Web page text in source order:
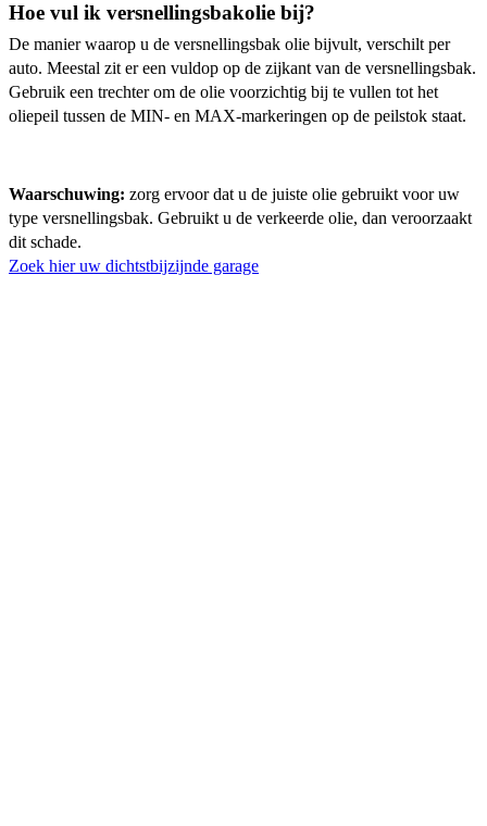
Hoe vul ik versnellingsbakolie bij?
De manier waarop u de versnellingsbak olie bijvult, verschilt per
auto. Meestal zit er een vuldop op de zijkant van de versnellingsbak.
Gebruik een trechter om de olie voorzichtig bij te vullen tot het
oliepeil tussen de MIN- en MAX-markeringen op de peilstok staat.
Waarschuwing: zorg ervoor dat u de juiste olie gebruikt voor uw
type versnellingsbak. Gebruikt u de verkeerde olie, dan veroorzaakt
dit schade.
Zoek hier uw dichtstbijzijnde garage